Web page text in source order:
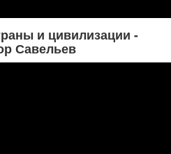
и цивилизации -
Савельев